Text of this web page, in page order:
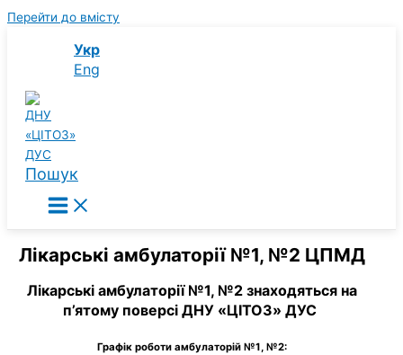
Перейти до вмісту
Укр
Eng
Пошук
Лікарські амбулаторії №1, №2 ЦПМД
Лікарські амбулаторії №1, №2 знаходяться на
п’ятому поверсі ДНУ «ЦІТОЗ» ДУС
Графік роботи амбулаторій №1, №2: